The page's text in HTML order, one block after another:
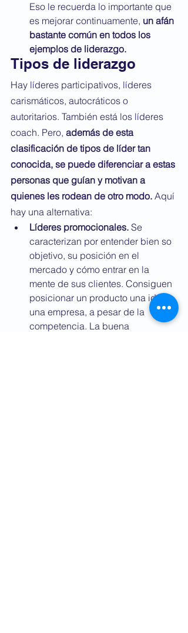
Eso le recuerda lo importante que
es mejorar continuamente, un afán
bastante común en todos los
ejemplos de liderazgo.
Tipos de liderazgo
Hay líderes participativos, líderes
carismáticos, autocráticos o
autoritarios. También está los líderes
coach. Pero, además de esta
clasificación de tipos de líder tan
conocida, se puede diferenciar a estas
personas que guían y motivan a
quienes les rodean de otro modo. Aquí
hay una alternativa:
Líderes promocionales. Se
caracterizan por entender bien so
objetivo, su posición en el
mercado y cómo entrar en la
mente de sus clientes. Consiguen
posicionar un producto una idea o
una empresa, a pesar de la
competencia. La buena